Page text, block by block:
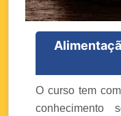
O curso tem